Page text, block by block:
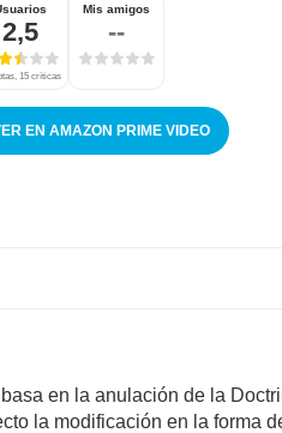
2,5
15 críticas
Mis amigos
--
EN AMAZON PRIME VIDEO
en la anulación de la
la modificación en la forma